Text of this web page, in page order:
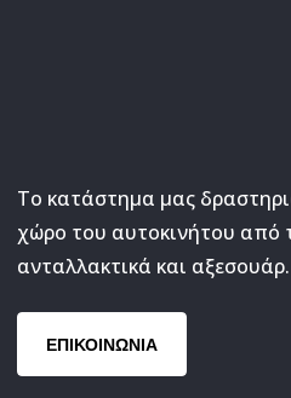
Το κατάστημα μας
χώρο του αυτοκινήτου από
ανταλλακτικά και αξεσουάρ.
ΕΠΙΚΟΙΝΩΝΙΑ